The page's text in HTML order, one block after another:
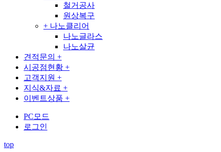
철거공사
원상복구
+ 나노클리어
나노글라스
나노살균
견적문의 +
시공점현황 +
고객지원 +
지식&자료 +
이벤트상품 +
PC모드
로그인
top